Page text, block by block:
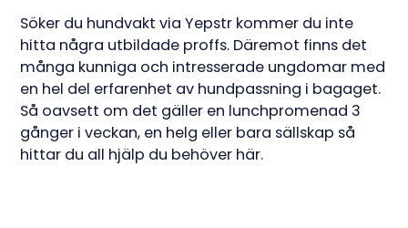
Söker du hundvakt via Yepstr kommer du inte
hitta några utbildade proffs. Däremot finns det
många kunniga och intresserade ungdomar med
en hel del erfarenhet av hundpassning i bagaget.
Så oavsett om det gäller en lunchpromenad 3
gånger i veckan, en helg eller bara sällskap så
hittar du all hjälp du behöver här.